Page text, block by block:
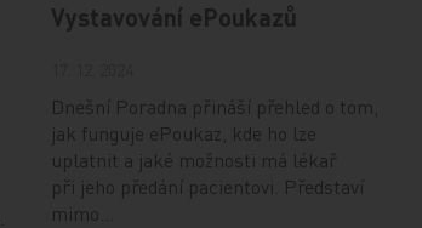
Vystavování ePoukazů
Dnešní Poradna přináší přehled o tom,
jak funguje ePoukaz, kde ho lze
uplatnit a jaké možnosti má lékař
při jeho předání pacientovi. Představí
mimo…